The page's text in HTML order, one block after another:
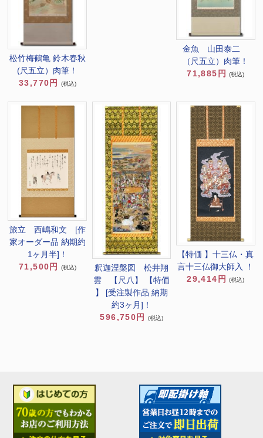
松竹梅鶴亀 鈴木春秋
(尺五立）肉筆！
33,770円
(税込)
金魚 山田泰二
（尺五立）肉筆！
71,885円
(税込)
旅立 西嶋和文 [作
家オーダー品 納期約
1ヶ月半]！
71,500円
(税込)
釈迦涅槃図 松井翔
雲 【尺八】 【特価
】 [受注製作品 納期
約3ヶ月]！
596,750円
(税込)
【特価 】十三仏・真
言十三仏御大師入 ！
29,414円
(税込)